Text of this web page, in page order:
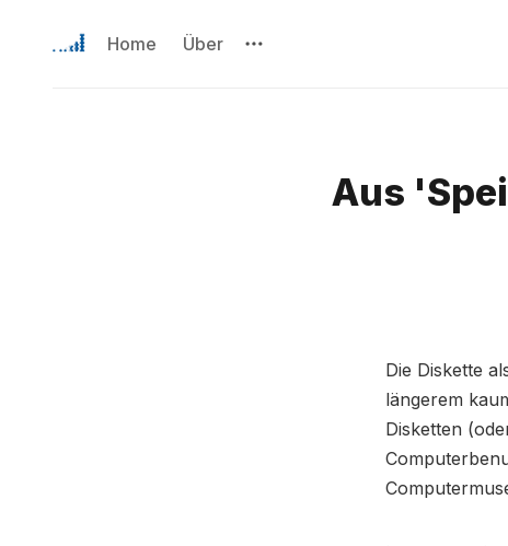
Home Über
Aus
Die Diskette
längerem
Disketten